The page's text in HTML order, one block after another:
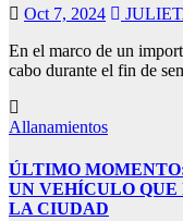
Oct 7, 2024
En el marco de un
cabo durante el fin de
Allanamientos
ÚLTIMO
UN VEHÍCULO
LA CIUDAD